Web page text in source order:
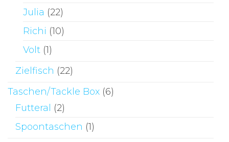
Julia (22)
Richi (10)
Volt (1)
Zielfisch (22)
Taschen/Tackle Box (6)
Futteral
(2)
Spoontaschen (1)